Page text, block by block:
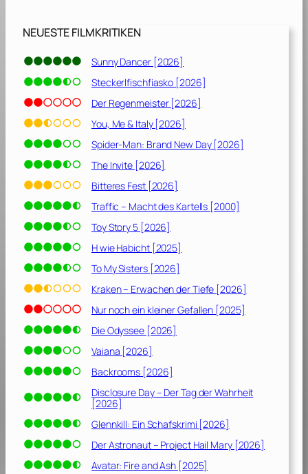
NEUESTE FILMKRITIKEN
Sunny Dancer [2026]
Steckerlfischfiasko [2026]
Der Regenmeister [2026]
You, Me & Italy [2026]
Spider-Man: Brand New Day [2026]
The Invite [2026]
Bitteres Fest [2026]
Traffic – Macht des Kartells [2000]
Toy Story 5 [2026]
H wie Habicht [2025]
To My Sisters [2026]
Kraken – Erwachen der Tiefe [2026]
Nur noch ein kleiner Gefallen [2025]
Die Odyssee [2026]
Vaiana [2026]
Backrooms [2026]
Disclosure Day – Der Tag der Wahrheit
[2026]
Glennkill: Ein Schafskrimi [2026]
Der Astronaut – Project Hail Mary [2026]
Avatar: Fire and Ash [2025]